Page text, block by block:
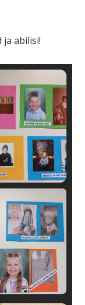
abilisi!